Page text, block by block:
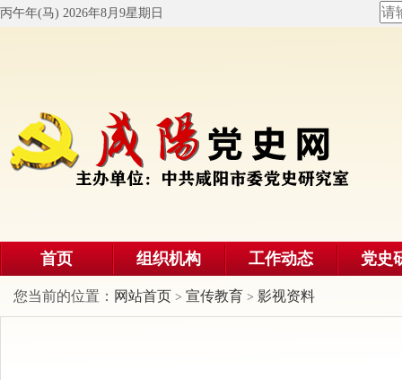
丙午年(马) 2026年8月9星期日
首页 组织机构 工作动态 党史
您当前的位置： 网站首页 > 宣传教育 > 影视资料